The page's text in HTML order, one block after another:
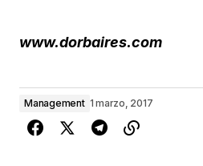
www.dorbaires.com
Management 1 marzo, 2017